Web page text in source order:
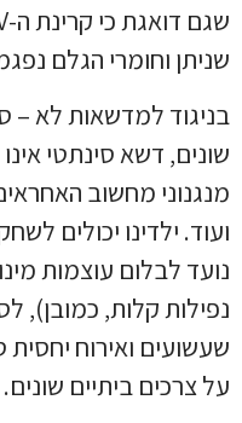
שניתן וחומרי הגלם
בניגוד למדשאות לא –
שונים, דשא סינתטי
מנגנוני מחשוב
ועוד. ילדינו יכולים
נועד לבלום עוצמות
נפילות קלות,
שעשועים ואירוח יחסית
על צרכים ביתיים שונים.